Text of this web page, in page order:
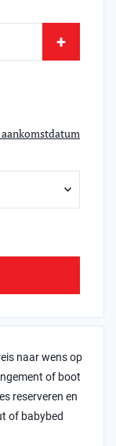
+
naar wens op
of boot
reserveren en
of babybed